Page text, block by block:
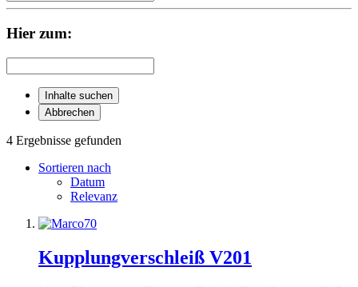
Hier zum:
Inhalte suchen
Abbrechen
4 Ergebnisse gefunden
Sortieren nach
Datum
Relevanz
Kupplungverschleiß V201